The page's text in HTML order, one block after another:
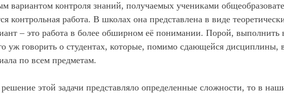
вариантом контроля знаний, получаемых учениками
контрольная работа. В школах она представлена в виде
– это работа в более обширном её понимании. Порой, выполнить
уж говорить о студентах, которые, помимо сдающейся
по всем предметам.
этой задачи представляло определенные сложности, то в